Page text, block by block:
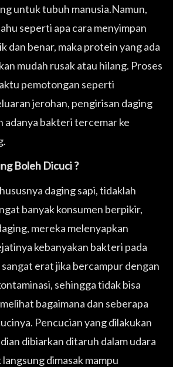
untuk tubuh manusia.Namun,
seperti apa cara menyimpan
dan benar, maka protein yang ada
mudah rusak atau hilang. Proses
pemotongan seperti
jerohan, pengirisan daging
adanya bakteri tercemar ke
Boleh Dicuci ?
daging sapi, tidaklah
banyak konsumen berpikir,
mereka melenyapkan
kebanyakan bakteri pada
erat jika bercampur dengan
sehingga tidak bisa
bagaimana dan seberapa
Pencucian yang dilakukan
dibiarkan ditaruh dalam udara
dimasak mampu